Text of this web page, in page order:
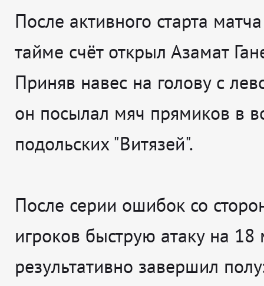
После активного старта
тайме счёт открыл Азамат
Приняв навес на голову с
он посылал мяч прямиков в
подольских "Витязей".
После серии ошибок со
игроков быструю атаку на 18
результативно завершил